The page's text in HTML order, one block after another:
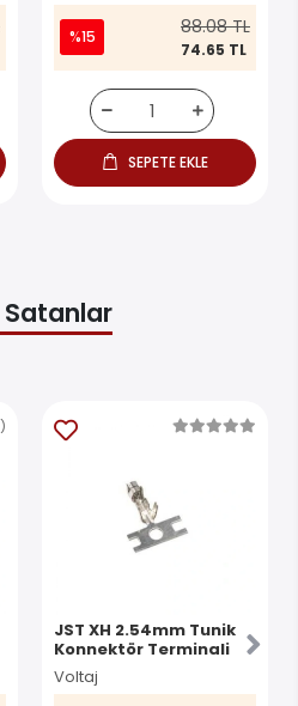
%15 88.08 TL
74.65 TL
SEPETE EKLE
Satanlar
JST XH 2.54mm Tunik
Konnektör Terminali
Voltaj